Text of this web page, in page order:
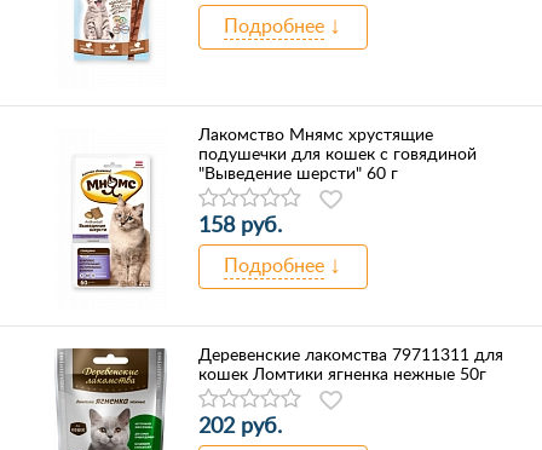
Подробнее
Лакомство Мнямс хрустящие
подушечки для кошек с говядиной
"Выведение шерсти" 60 г
158 руб.
Подробнее
Деревенские лакомства 79711311 для
кошек Ломтики ягненка нежные 50г
202 руб.